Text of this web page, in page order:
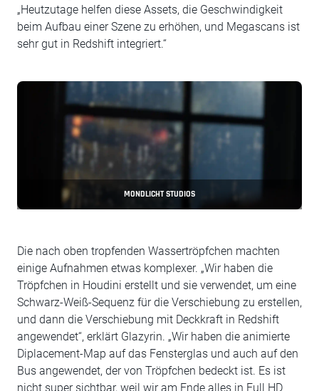
„Heutzutage helfen diese Assets, die Geschwindigkeit
beim Aufbau einer Szene zu erhöhen, und Megascans ist
sehr gut in Redshift integriert.“
MONDLICHT STUDIOS
Die nach oben tropfenden Wassertröpfchen machten
einige Aufnahmen etwas komplexer. „Wir haben die
Tröpfchen in Houdini erstellt und sie verwendet, um eine
Schwarz-Weiß-Sequenz für die Verschiebung zu erstellen,
und dann die Verschiebung mit Deckkraft in Redshift
angewendet“, erklärt Glazyrin. „Wir haben die animierte
Diplacement-Map auf das Fensterglas und auch auf den
Bus angewendet, der von Tröpfchen bedeckt ist. Es ist
nicht super sichtbar, weil wir am Ende alles in Full HD